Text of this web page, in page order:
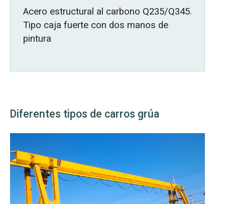
Acero estructural al carbono Q235/Q345.
Tipo caja fuerte con dos manos de
pintura
Diferentes tipos de carros grúa